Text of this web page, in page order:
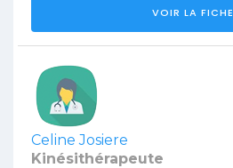
VOIR LA FICHE
Celine Josiere
Kinésithérapeute